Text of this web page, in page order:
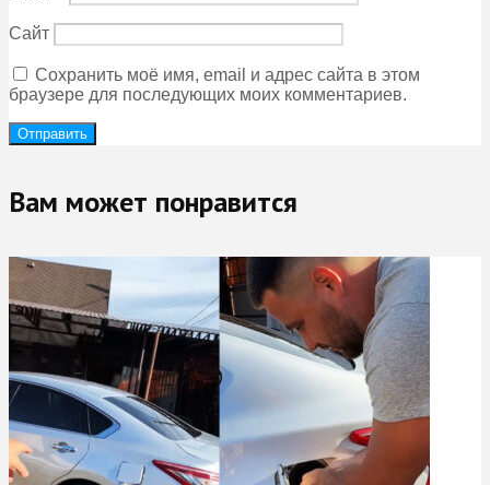
Сайт
Сохранить моё имя, email и адрес сайта в этом
браузере для последующих моих комментариев.
Вам может понравится